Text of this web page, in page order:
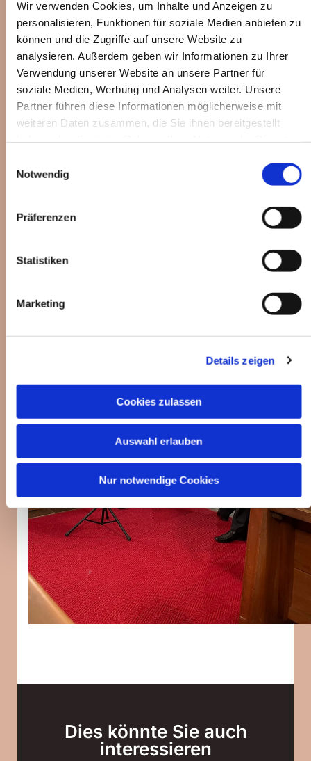
Wir verwenden Cookies, um Inhalte und Anzeigen zu
personalisieren, Funktionen für soziale Medien anbieten zu
können und die Zugriffe auf unsere Website zu
analysieren. Außerdem geben wir Informationen zu Ihrer
Verwendung unserer Website an unsere Partner für
soziale Medien, Werbung und Analysen weiter. Unsere
Partner führen diese Informationen möglicherweise mit
weiteren Daten zusammen, die Sie ihnen bereitgestellt
Notwendig
Präferenzen
Statistiken
Marketing
Details zeigen
Cookies zulassen
Auswahl erlauben
Nur notwendige Cookies
Absolventinnen und Absolventenspielen in
diesem Orchester, das mittlerweile drei
verschiedene Besetzungen mitinsgesamt über
80 Mitwirkenden hat. Gründer des Orchesters
war Maestro Ricardo Feldens, der es bis zu
seinem Tod im Herbst 2019 auch geleitet hat.
Auf dem Programm stehenlateinamerikanische
Begleitet wird das Orchester in diesem Jahr
Brasiliens.
Dies könnte Sie auch
interessieren